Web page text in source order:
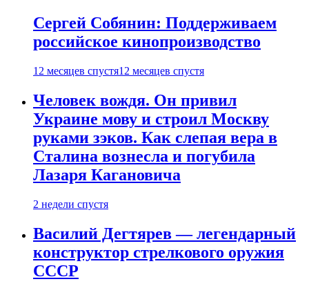
Сергей Собянин: Поддерживаем
российское кинопроизводство
12 месяцев спустя12 месяцев спустя
Человек вождя. Он привил
Украине мову и строил Москву
руками зэков. Как слепая вера в
Сталина вознесла и погубила
Лазаря Кагановича
2 недели спустя
Василий Дегтярев — легендарный
конструктор стрелкового оружия
СССР